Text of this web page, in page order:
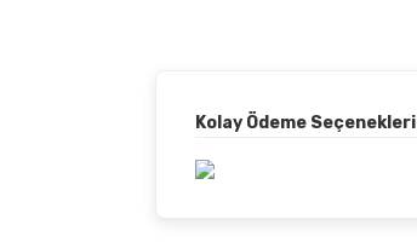
Kolay Ödeme Seçenekleri